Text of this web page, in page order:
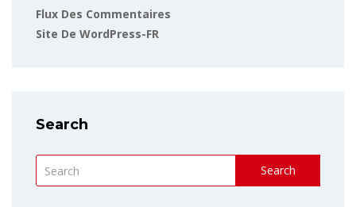
Flux Des Commentaires
Site De WordPress-FR
Search
Search